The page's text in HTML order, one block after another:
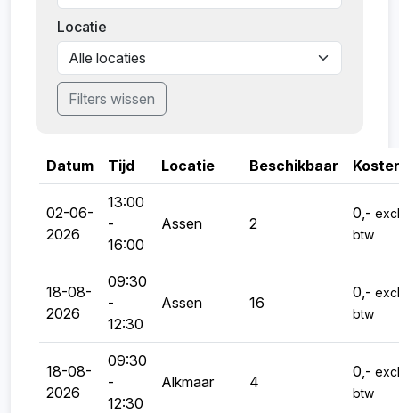
procent van de deelnamekosten in rekening.
We kijken ernaar uit je te verwelkomen. Kun je
toch niet komen? Annuleren kan via de link in
de bevestigingsmail.
Locatie
Filters wissen
Datum Tijd Locatie Beschikbaar
02-06-
2026
13:00
-
16:00
Assen 2
0,-
btw
18-08-
2026
09:30
-
12:30
Assen 16
0,-
btw
18-08-
2026
09:30
-
12:30
Alkmaar 4
0,-
btw